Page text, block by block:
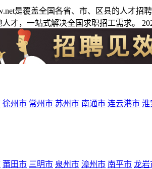
是覆盖全国各省、市、区县的人才
才，一站式解决全国求职招工需求。
徐州市 常州市 苏州市 南通市 连云港市 淮
莆田市 三明市 泉州市 漳州市 南平市 龙岩